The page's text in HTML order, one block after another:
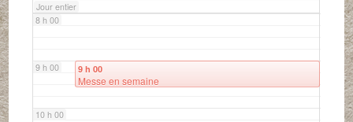
Jour entier
8 h 00
9 h 00
10 h 00
9 h 00
Messe en semaine